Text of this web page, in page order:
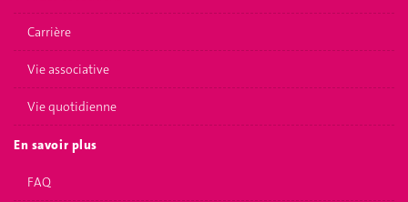
Carrière
Vie associative
Vie quotidienne
En savoir plus
FAQ